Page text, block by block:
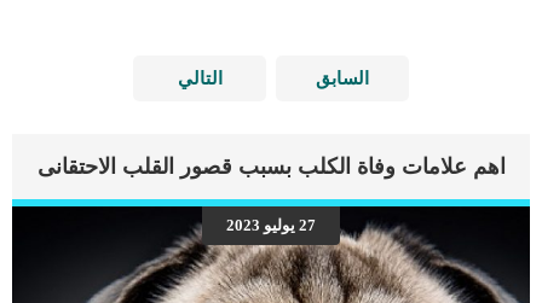
السابق التالي
اهم علامات وفاة الكلب بسبب قصور القلب الاحتقانى
27 يوليو 2023